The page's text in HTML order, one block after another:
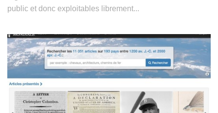
public et donc exploitables librement...